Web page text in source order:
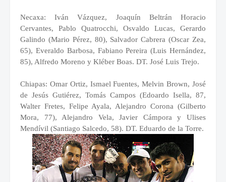
Necaxa: Iván Vázquez, Joaquín Beltrán Horacio
Cervantes, Pablo Quatrocchi, Osvaldo Lucas, Gerardo
Galindo (Mario Pérez, 80), Salvador Cabrera (Oscar Zea,
65), Everaldo Barbosa, Fabiano Pereira (Luis Hernández,
85), Alfredo Moreno y Kléber Boas. DT. José Luis Trejo.
Chiapas: Omar Ortiz, Ismael Fuentes, Melvin Brown, José
de Jesús Gutiérez, Tomás Campos (Edoardo Isella, 87,
Walter Fretes, Felipe Ayala, Alejandro Corona (Gilberto
Mora, 77), Alejandro Vela, Javier Cámpora y Ulises
Mendívil (Santiago Salcedo, 58). DT. Eduardo de la Torre.